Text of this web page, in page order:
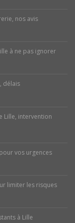
nos avis
à ne pas ignorer
délais
Lille, intervention
vos urgences
limiter les risques
à Lille